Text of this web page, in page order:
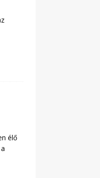
élő